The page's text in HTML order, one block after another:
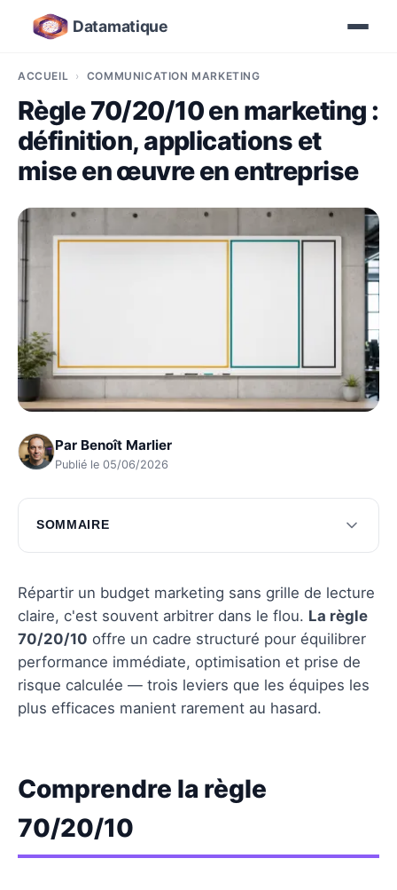
Datamatique
ACCUEIL COMMUNICATION MARKETING
Règle 70/20/10 en marketing :
définition, applications et
mise en œuvre en entreprise
Par Benoît Marlier
Publié le 05/06/2026
SOMMAIRE
Comprendre la règle 70/20/10
Applications pratiques de la règle
Mise en œuvre de la règle en entreprise
Avantages et limites de la règle
Questions fréquentes
Répartir un budget marketing sans grille de lecture
claire, c'est souvent arbitrer dans le flou. La règle
70/20/10 offre un cadre structuré pour équilibrer
performance immédiate, optimisation et prise de
risque calculée — trois leviers que les équipes les
plus efficaces manient rarement au hasard.
Comprendre la règle
70/20/10